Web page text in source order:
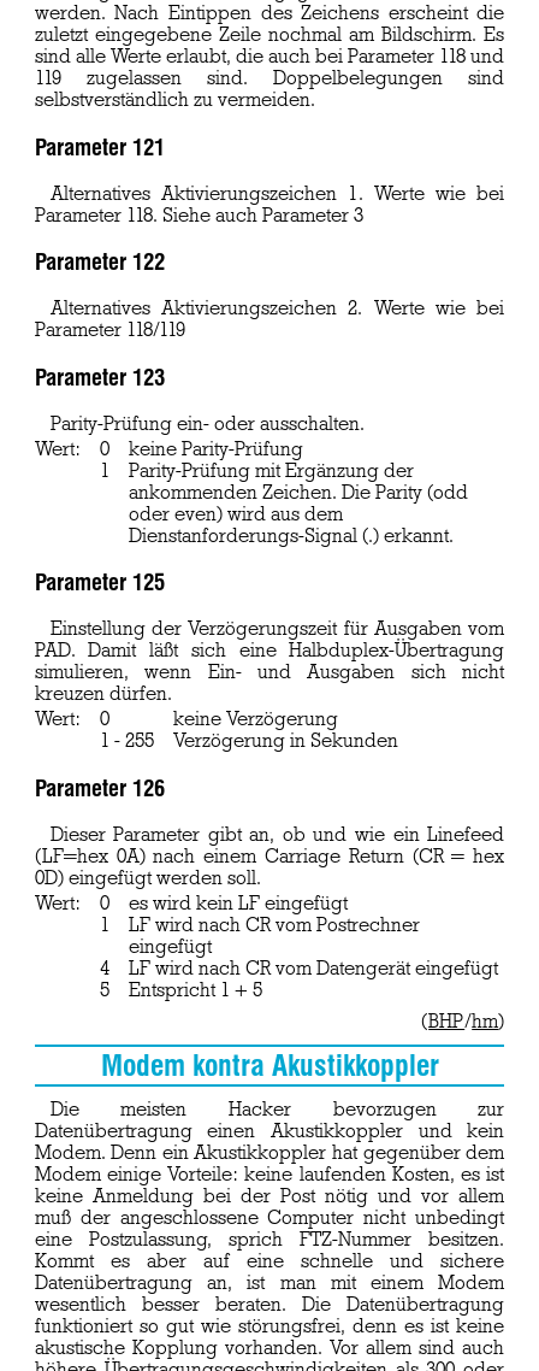
werden. Nach Eintippen des Zeichens erscheint die
zuletzt eingegebene Zeile nochmal am Bildschirm. Es
sind alle Werte erlaubt, die auch bei Parameter 118 und
119 zugelassen sind. Doppelbelegungen sind
selbstverständlich zu vermeiden.
Parameter 121
Alternatives Aktivierungszeichen 1. Werte wie bei
Parameter 118. Siehe auch Parameter 3
Parameter 122
Alternatives Aktivierungszeichen 2. Werte wie bei
Parameter 118/119
Parameter 123
Parity-Prüfung ein- oder ausschalten.
Wert:
0
keine Parity-Prüfung
1
Parity-Prüfung mit Ergänzung der
ankommenden Zeichen. Die Parity (odd
oder even) wird aus dem
Dienstanforderungs-Signal (.) erkannt.
Parameter 125
Einstellung der Verzögerungszeit für Ausgaben vom
PAD. Damit läßt sich eine Halbduplex-Übertragung
simulieren, wenn Ein- und Ausgaben sich nicht
kreuzen dürfen.
Wert:
0
keine Verzögerung
1 - 255
Verzögerung in Sekunden
Parameter 126
Dieser Parameter gibt an, ob und wie ein Linefeed
(LF=hex 0A) nach einem Carriage Return (CR = hex
0D) eingefügt werden soll.
Wert:
0
es wird kein LF eingefügt
1
LF wird nach CR vom Postrechner
eingefügt
4
LF wird nach CR vom Datengerät eingefügt
5
Entspricht 1 + 5
(BHP/hm)
Modem kontra Akustikkoppler
Die meisten Hacker bevorzugen zur
Datenübertragung einen Akustikkoppler und kein
Modem. Denn ein Akustikkoppler hat gegenüber dem
Modem einige Vorteile: keine laufenden Kosten, es ist
keine Anmeldung bei der Post nötig und vor allem
muß der angeschlossene Computer nicht unbedingt
eine Postzulassung, sprich FTZ-Nummer besitzen.
Kommt es aber auf eine schnelle und sichere
Datenübertragung an, ist man mit einem Modem
wesentlich besser beraten. Die Datenübertragung
funktioniert so gut wie störungsfrei, denn es ist keine
akustische Kopplung vorhanden. Vor allem sind auch